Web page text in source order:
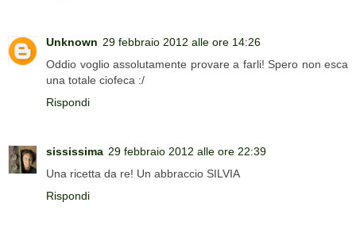
Unknown 29 febbraio 2012 alle ore 14:26
Oddio voglio assolutamente provare a farli! Spero non esca
una totale ciofeca :/
Rispondi
sississima 29 febbraio 2012 alle ore 22:39
Una ricetta da re! Un abbraccio SILVIA
Rispondi